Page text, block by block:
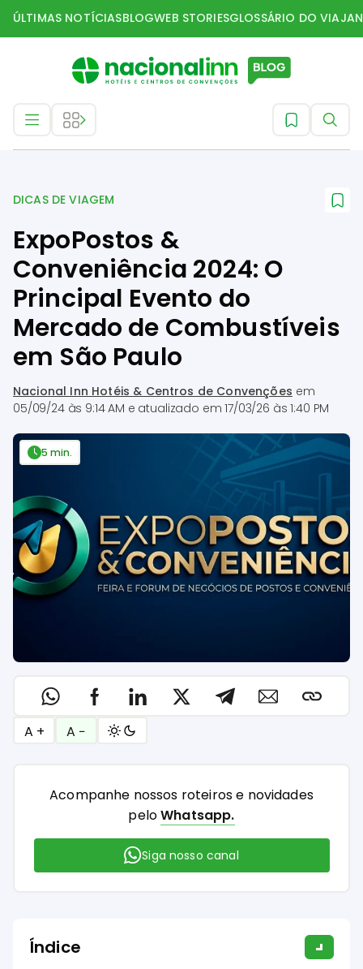
ÚLTIMAS NOTÍCIASBLOGWEB STORIESGLOSSÁRIO DO
DICAS DE VIAGEM
ExpoPostos &
Conveniência 2024: O
Principal Evento do
Mercado de Combustíveis
em São Paulo
Nacional Inn Hotéis & Centros de Convenções em
05/09/24 às 9:14 AM e atualizado em17/03/26 às 1:40 PM
5 min.
A + A −
Acompanhe nossos roteiros e novidades
peloWhatsapp.
Siga nosso canal
Índice